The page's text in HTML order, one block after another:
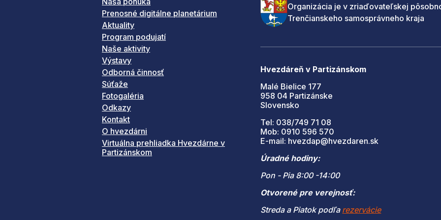
Prenosné digitálne planetárium
Aktuality
Program podujatí
Naše aktivity
Výstavy
Odborná činnosť
Súťaže
Fotogaléria
Odkazy
Kontakt
O hvezdárni
Virtuálna prehliadka Hvezdárne v
Partizánskom
Organizácia je v zriaďovateľskej
Trenčianskeho samosprávneho kraja
Hvezdáreň v Partizánskom
Malé Bielice 177
958 04 Partizánske
Slovensko
Tel: 038/749 71 08
Mob: 0910 596 570
E-mail: hvezdap@hvezdaren.sk
Úradné hodiny:
Pon - Pia 8:00 -14:00
Otvorené pre verejnosť:
Streda a Piatok podľa rezervácie